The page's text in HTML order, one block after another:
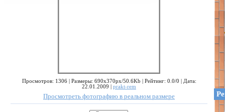
Просмотров: 1306 | Размеры: 690x370px/50.6Kb | Рейтинг: 0.0/0 | Дата:
22.01.2009 | prakt-rem
Просмотреть фотографию в реальном размере